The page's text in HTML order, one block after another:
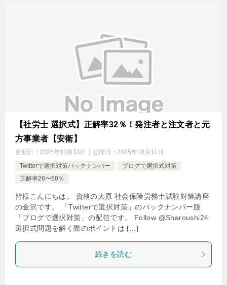
【社労士 選択式】正解率32％！発注者と注文者と元
方事業者【安衛】
更新日： 2025年10月31日 公開日： 2025年10月11日
Twitterで選択対策バックナンバー
ブログで選択式対策
正解率26〜50％
皆様こんにちは。 資格の大原 社会保険労務士試験対策講座
の金沢です。 「Twitterで選択対策」のバックナンバー版
「ブログで選択対策」の配信です。 Follow @Sharoushi24
選択式問題を解く際のポイントは […]
続きを読む